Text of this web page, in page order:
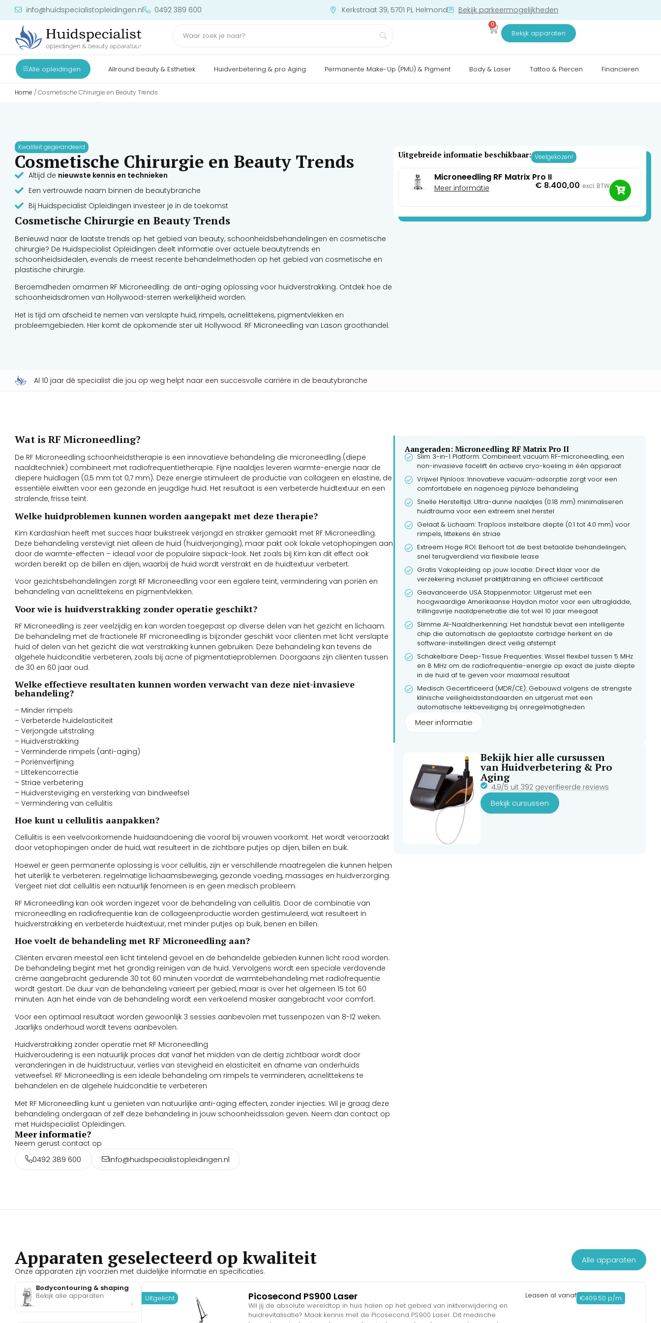
info@huidspecialistopleidingen.nl 0492 389 600 Kerkstraat 39, 5701 PL Helmond Bekijk parkeermogelijkheden
0
Bekijk apparaten
Alle opleidingen Allround beauty & Esthetiek Huidverbetering & pro Aging Permanente Make-Up (PMU) & Pigment Body & Laser Tattoo & Piercen Financieren
Home / Cosmetische Chirurgie en Beauty Trends
Kwaliteit gegerandeerd
Cosmetische Chirurgie en Beauty Trends
Altijd de nieuwste kennis en technieken
Een vertrouwde naam binnen de beautybranche
Bij Huidspecialist Opleidingen investeer je in de toekomst
Cosmetische Chirurgie en Beauty Trends
Benieuwd naar de laatste trends op het gebied van beauty, schoonheidsbehandelingen en cosmetische
chirurgie? De Huidspecialist Opleidingen deelt informatie over actuele beautytrends en
schoonheidsidealen, evenals de meest recente behandelmethoden op het gebied van cosmetische en
plastische chirurgie.
Beroemdheden omarmen RF Microneedling: de anti-aging oplossing voor huidverstrakking. Ontdek hoe de
schoonheidsdromen van Hollywood-sterren werkelijkheid worden.
Het is tijd om afscheid te nemen van verslapte huid, rimpels, acnelittekens, pigmentvlekken en
probleemgebieden. Hier komt de opkomende ster uit Hollywood: RF Microneedling van Lason groothandel.
Uitgebreide informatie beschikbaar: Veelgekozen!
Microneedling RF Matrix Pro II
Meer informatie € 8.400,00 excl. BTW
Al 10 jaar dé specialist die jou op weg helpt naar een succesvolle carrière in de beautybranche
Wat is RF Microneedling?
De RF Microneedling schoonheidstherapie is een innovatieve behandeling die microneedling (diepe
naaldtechniek) combineert met radiofrequentietherapie. Fijne naaldjes leveren warmte-energie naar de
diepere huidlagen (0,5 mm tot 0,7 mm). Deze energie stimuleert de productie van collageen en elastine, de
essentiële eiwitten voor een gezonde en jeugdige huid. Het resultaat is een verbeterde huidtextuur en een
stralende, frisse teint.
Welke huidproblemen kunnen worden aangepakt met deze therapie?
Kim Kardashian heeft met succes haar buikstreek verjongd en strakker gemaakt met RF Microneedling.
Deze behandeling verstevigt niet alleen de huid (huidverjonging), maar pakt ook lokale vetophopingen aan
door de warmte-effecten – ideaal voor de populaire sixpack-look. Net zoals bij Kim kan dit effect ook
worden bereikt op de billen en dijen, waarbij de huid wordt verstrakt en de huidtextuur verbetert.
Voor gezichtsbehandelingen zorgt RF Microneedling voor een egalere teint, vermindering van poriën en
behandeling van acnelittekens en pigmentvlekken.
Voor wie is huidverstrakking zonder operatie geschikt?
RF Microneedling is zeer veelzijdig en kan worden toegepast op diverse delen van het gezicht en lichaam.
De behandeling met de fractionele RF microneedling is bijzonder geschikt voor cliënten met licht verslapte
huid of delen van het gezicht die wat verstrakking kunnen gebruiken. Deze behandeling kan tevens de
algehele huidconditie verbeteren, zoals bij acne of pigmentatieproblemen. Doorgaans zijn cliënten tussen
de 30 en 60 jaar oud.
Welke effectieve resultaten kunnen worden verwacht van deze niet-invasieve
behandeling?
– Minder rimpels
– Verbeterde huidelasticiteit
– Verjongde uitstraling
– Huidverstrakking
– Verminderde rimpels (anti-aging)
– Poriënverfijning
– Littekencorrectie
– Striae verbetering
– Huidversteviging en versterking van bindweefsel
– Vermindering van cellulitis
Hoe kunt u cellulitis aanpakken?
Cellulitis is een veelvoorkomende huidaandoening die vooral bij vrouwen voorkomt. Het wordt veroorzaakt
door vetophopingen onder de huid, wat resulteert in de zichtbare putjes op dijen, billen en buik.
Hoewel er geen permanente oplossing is voor cellulitis, zijn er verschillende maatregelen die kunnen helpen
het uiterlijk te verbeteren: regelmatige lichaamsbeweging, gezonde voeding, massages en huidverzorging.
Vergeet niet dat cellulitis een natuurlijk fenomeen is en geen medisch probleem.
RF Microneedling kan ook worden ingezet voor de behandeling van cellulitis. Door de combinatie van
microneedling en radiofrequentie kan de collageenproductie worden gestimuleerd, wat resulteert in
huidverstrakking en verbeterde huidtextuur, met minder putjes op buik, benen en billen.
Hoe voelt de behandeling met RF Microneedling aan?
Cliënten ervaren meestal een licht tintelend gevoel en de behandelde gebieden kunnen licht rood worden.
De behandeling begint met het grondig reinigen van de huid. Vervolgens wordt een speciale verdovende
crème aangebracht gedurende 30 tot 60 minuten voordat de warmtebehandeling met radiofrequentie
wordt gestart. De duur van de behandeling varieert per gebied, maar is over het algemeen 15 tot 60
minuten. Aan het einde van de behandeling wordt een verkoelend masker aangebracht voor comfort.
Voor een optimaal resultaat worden gewoonlijk 3 sessies aanbevolen met tussenpozen van 8-12 weken.
Jaarlijks onderhoud wordt tevens aanbevolen.
Huidverstrakking zonder operatie met RF Microneedling
Huidveroudering is een natuurlijk proces dat vanaf het midden van de dertig zichtbaar wordt door
veranderingen in de huidstructuur, verlies van stevigheid en elasticiteit en afname van onderhuids
vetweefsel. RF Microneedling is een ideale behandeling om rimpels te verminderen, acnelittekens te
behandelen en de algehele huidconditie te verbeteren
Met RF Microneedling kunt u genieten van natuurlijke anti-aging effecten, zonder injecties. Wil je graag deze
behandeling ondergaan of zelf deze behandeling in jouw schoonheidssalon geven. Neem dan contact op
met Huidspecialist Opleidingen.
Meer informatie?
Neem gerust contact op
0492 389 600 info@huidspecialistopleidingen.nl
Aangeraden: Microneedling RF Matrix Pro II
Slim 3-in-1 Platform: Combineert vacuüm RF-microneedling, een
non-invasieve facelift én actieve cryo-koeling in één apparaat
Vrijwel Pijnloos: Innovatieve vacuüm-adsorptie zorgt voor een
comfortabele en nagenoeg pijnloze behandeling
Snelle Hersteltijd: Ultra-dunne naaldjes (0.18 mm) minimaliseren
huidtrauma voor een extreem snel herstel
Gelaat & Lichaam: Traploos instelbare diepte (0.1 tot 4.0 mm) voor
rimpels, littekens én striae
Extreem Hoge ROI: Behoort tot de best betaalde behandelingen;
snel terugverdiend via flexibele lease
Gratis Vakopleiding op jouw locatie: Direct klaar voor de
verzekering inclusief praktijktraining en officieel certificaat
Geavanceerde USA Stappenmotor: Uitgerust met een
hoogwaardige Amerikaanse Haydon motor voor een ultragladde,
trillingsvrije naaldpenetratie die tot wel 10 jaar meegaat
Slimme AI-Naaldherkenning: Het handstuk bevat een intelligente
chip die automatisch de geplaatste cartridge herkent en de
software-instellingen direct veilig afstempt
Schakelbare Deep-Tissue Frequenties: Wissel flexibel tussen 5 MHz
en 8 MHz om de radiofrequentie-energie op exact de juiste diepte
in de huid af te geven voor maximaal resultaat
Medisch Gecertificeerd (MDR/CE): Gebouwd volgens de strengste
klinische veiligheidsstandaarden en uitgerust met een
automatische lekbeveiliging bij onregelmatigheden
Meer informatie
Bekijk hier alle cursussen
van Huidverbetering & Pro
Aging
4,9/5 uit 392 geverifieerde reviews
Bekijk cursussen
Apparaten geselecteerd op kwaliteit
Onze apparaten zijn voorzien met duidelijke informatie en specificaties.
Alle apparaten
Bodycontouring & shaping
Bekijk alle apparaten
Picosecond PS900 Laser
Wil jij de absolute wereldtop in huis halen op het gebied van inktverwijdering en
huidrevitalisatie? Maak kennis met de Picosecond PS900 Laser. Dit medische
Leasen al vanaf €409.50 p/m
Uitgelicht